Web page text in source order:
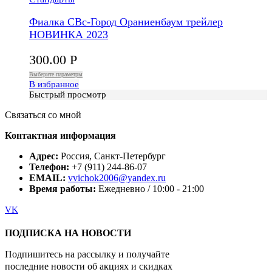
Фиалка СВс-Город Ораниенбаум трейлер
НОВИНКА 2023
300.00 Р
Выберите параметры
В избранное
Быстрый просмотр
Связаться со мной
Контактная информация
Адрес: Россия, Санкт-Петербург
Телефон: +7 (911) 244-86-07
EMAIL: vvichok2006@yandex.ru
Время работы: Ежедневно / 10:00 - 21:00
VK
ПОДПИСКА НА НОВОСТИ
Подпишитесь на рассылку и получайте
последние новости об акциях и скидках